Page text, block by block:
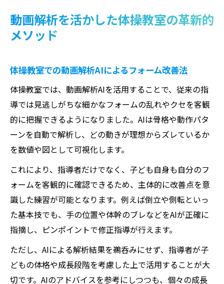
動画解析を活かした体操教室の革新的
メソッド
体操教室での動画解析AIによるフォーム改善法
体操教室では、動画解析AIを活用することで、従来の指
導では見逃しがちな細かなフォームの乱れやクセを客観
的に把握できるようになりました。AIは骨格や動作パタ
ーンを自動で解析し、どの動きが理想からズレているか
を数値や図として可視化します。
これにより、指導者だけでなく、子ども自身も自分のフ
ォームを客観的に確認できるため、主体的に改善点を意
識した練習が可能となります。例えば倒立や側転といっ
た基本技でも、手の位置や体幹のブレなどをAIが正確に
指摘し、ピンポイントで修正指導が行えます。
ただし、AIによる解析結果を鵜呑みにせず、指導者が子
どもの体格や成長段階を考慮した上で活用することが大
切です。AIのアドバイスを参考にしつつも、個々の成長